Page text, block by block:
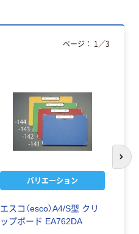
バリエーション
エスコ（esco）A4/S型 クリ
ップボード EA762DA
ページ： 1 ／3
次